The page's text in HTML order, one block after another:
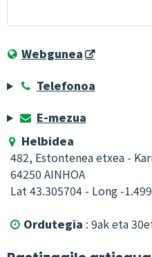
Webgunea
Telefonoa
E-mezua
Helbidea
482, Estontenea etxea -
64250 AINHOA
Lat 43.305704 - Long -
 Ordutegia : 9ak eta